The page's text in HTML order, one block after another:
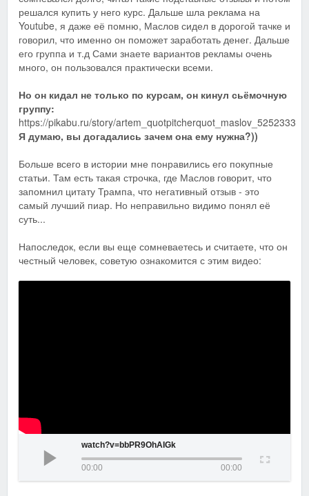
решался купить у него курс. Дальше шла реклама на
Youtube, я даже её помню, Маслов сидел в дорогой тачке и
говорил, что именно он поможет заработать денег. Дальше
его группа и т.д Сами знаете вариантов рекламы очень
много, он пользовался практически всеми.
Но он кидал не только по курсам, он кинул сьёмочную
группу:
https://pikabu.ru/story/artem_quotpitcherquot_maslov_5252333
Я думаю, вы догадались зачем она ему нужна?))
Больше всего в истории мне понравились его покупные
статьи. Там есть такая строчка, где Маслов говорит, что
запомнил цитату Трампа, что негативный отзыв - это
самый лучший пиар. Но неправильно видимо понял её
суть...
Напоследок, если вы еще сомневаетесь и считаете, что он
честный человек, советую ознакомится с этим видео:
watch?v=bbPR9OhAIGk
00:00 00:00